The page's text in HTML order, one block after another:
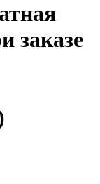
заказе